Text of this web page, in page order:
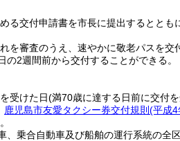
る交付申請書を市長に提出するととも
を審査のうえ、速やかに敬老パスを交
2週間前から交付することができる。
受けた日(満70歳に達する日前に交付
鹿児島市友愛タクシー券交付規則 (平成4
、乗合自動車及び船舶の運行系統の